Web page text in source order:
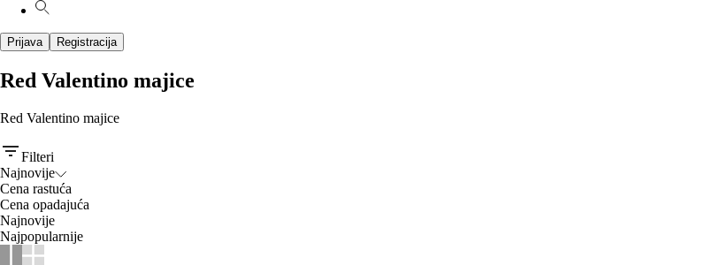
Prijava Registracija
Red Valentino majice
Red Valentino majice
Filteri
Najnovije
Cena rastuća
Cena opadajuća
Najnovije
Najpopularnije